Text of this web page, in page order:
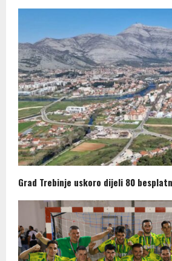
Grad Trebinje uskoro dijeli 80